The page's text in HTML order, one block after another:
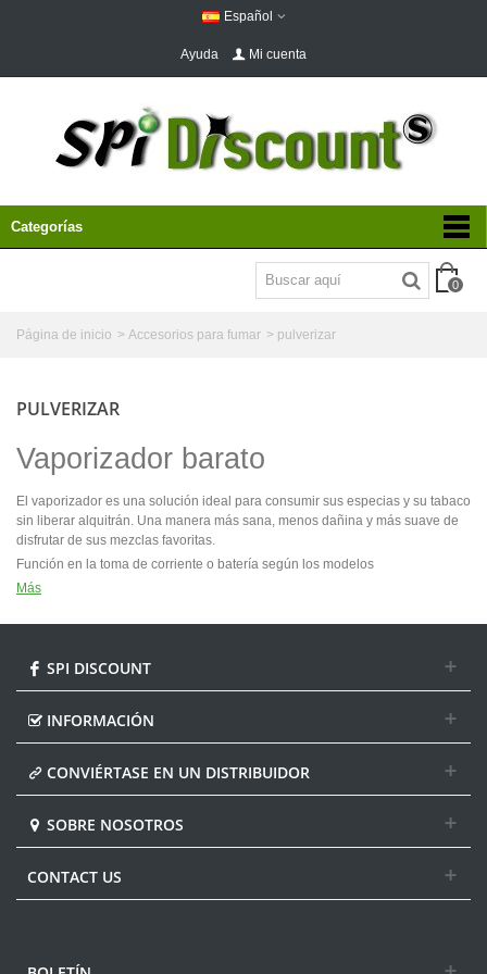
Español
Ayuda Mi cuenta
Categorías
0
Página de inicio > Accesorios para fumar > pulverizar
PULVERIZAR
Vaporizador barato
El vaporizador es una solución ideal para consumir sus especias y su tabaco
sin liberar alquitrán. Una manera más sana, menos dañina y más suave de
disfrutar de sus mezclas favoritas.
Función en la toma de corriente o batería según los modelos
Más
SPI DISCOUNT
INFORMACIÓN
CONVIÉRTASE EN UN DISTRIBUIDOR
SOBRE NOSOTROS
CONTACT US